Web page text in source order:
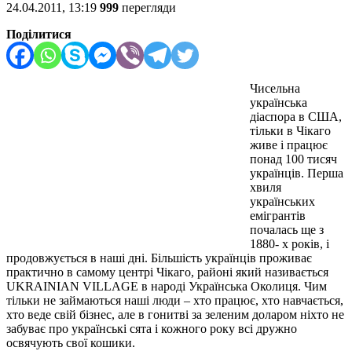
24.04.2011, 13:19 999 перегляди
Поділитися
Чисельна
українська
діаспора в США,
тільки в Чікаго
живе і працює
понад 100 тисяч
українців. Перша
хвиля
українських
емігрантів
почалась ще з
1880- х років, і
продовжується в наші дні. Більшість українців проживає
практично в самому центрі Чікаго, районі який називається
UKRAINIAN VILLAGE в народі Українська Околиця. Чим
тільки не займаються наші люди – хто працює, хто навчається,
хто веде свій бізнес, але в гонитві за зеленим доларом ніхто не
забуває про українські сята і кожного року всі дружно
освячують свої кошики.